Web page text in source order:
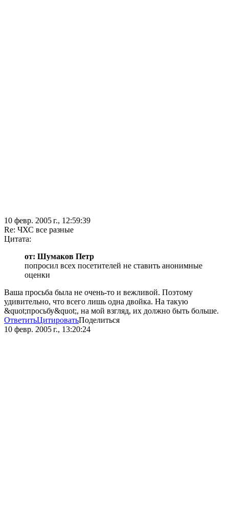
10 февр. 2005 г., 12:59:39
Re: ЧХС все разные
Цитата:
от: Шумаков Петр
попросил всех посетителей не ставить анонимные
оценки
Ваша просьба была не очень-то и вежливой. Поэтому
удивительно, что всего лишь одна двойка. На такую
&quot;просьбу&quot;, на мой взгляд, их должно быть больше.
ОтветитьЦитироватьПоделиться
10 февр. 2005 г., 13:20:24